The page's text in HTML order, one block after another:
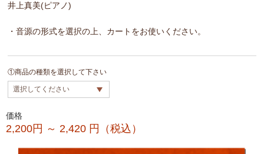
井上真美(ピアノ)
・音源の形式を選択の上、カートをお使いください。
①商品の種類を選択して下さい
価格
2,200円 ～ 2,420 円（税込）